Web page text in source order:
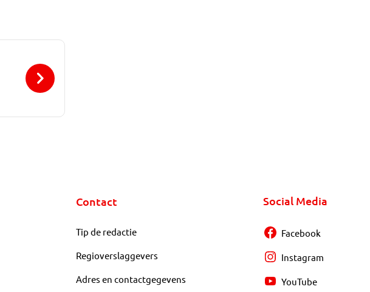
Contact
Tip de redactie
Regioverslaggevers
Adres en contactgegevens
Social Media
Facebook
Instagram
YouTube